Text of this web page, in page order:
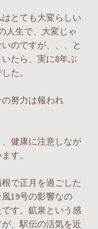
とても大変らしい
人生で、大変じゃ
のですが、、、と
たら、実に8年ぶ
た。
努力は報われ
健康に注意しなが
す。
で正月を過ごした
19号の影響なの
す。鉱泉という感
、駅伝の活気を近